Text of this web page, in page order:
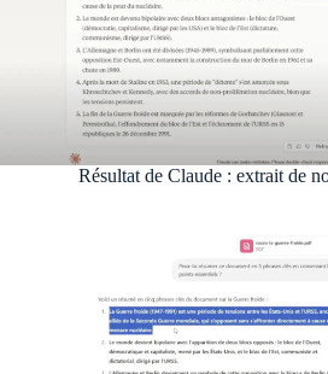
Résultat de Claude : extrait de